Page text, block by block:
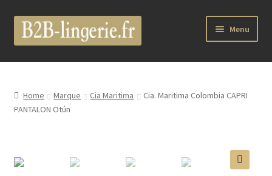
Aller
Aller
au
Menu
B2B Lingerie Site Officiel
Wholesale Registration Page
Boutique
Home Marque Cia Maritima
Cia. Maritima Colombia CAPRI
PANTALON Otún